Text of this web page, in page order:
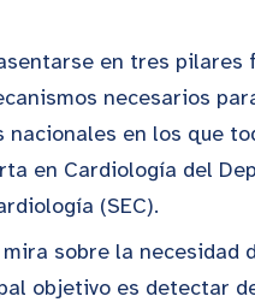
en tres
necesarios
en los que
en Cardiología del
(SEC).
sobre la
objetivo es detectar